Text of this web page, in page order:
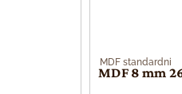
MDF standardni
MDF 8 mm